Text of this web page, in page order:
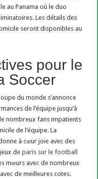
au Panama où le duo
Les détails des
seront disponibles au
pour le
Soccer
du monde s’annonce
de l’équipe jusqu’à
nombreux fans impatients
de l’équipe. La
à cœur joie avec des
jeux deparis sur le football
mœurs avec de nombreux
de meilleures cotes.